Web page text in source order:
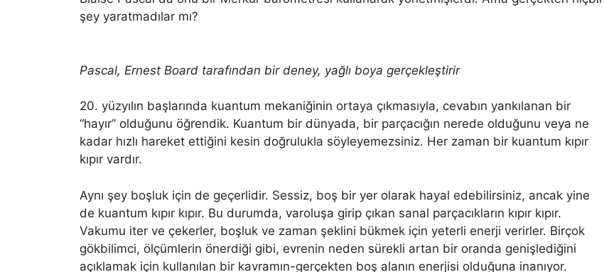
şey yaratmadılar mı?
Pascal, Ernest Board tarafından bir deney, yağlı boya gerçekleştirir
20. yüzyılın başlarında kuantum mekaniğinin ortaya çıkmasıyla, cevabın yankılanan bir
“hayır” olduğunu öğrendik. Kuantum bir dünyada, bir parçacığın nerede olduğunu veya ne
kadar hızlı hareket ettiğini kesin doğrulukla söyleyemezsiniz. Her zaman bir kuantum kıpır
kıpır vardır.
Aynı şey boşluk için de geçerlidir. Sessiz, boş bir yer olarak hayal edebilirsiniz, ancak yine
de kuantum kıpır kıpır. Bu durumda, varoluşa girip çıkan sanal parçacıkların kıpır kıpır.
Vakumu iter ve çekerler, boşluk ve zaman şeklini bükmek için yeterli enerji verirler. Birçok
gökbilimci, ölçümlerin önerdiği gibi, evrenin neden sürekli artan bir oranda genişlediğini
açıklamak için kullanılan bir kavramın-gerçekten boş alanın enerjisi olduğuna inanıyor.